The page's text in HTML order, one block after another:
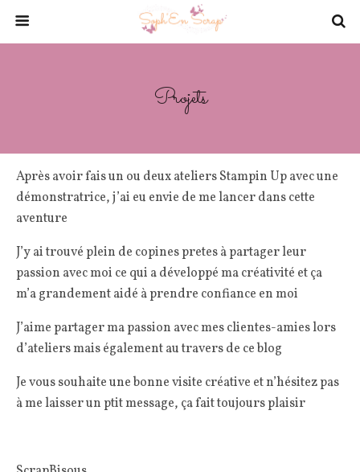
Projets
Après avoir fais un ou deux ateliers Stampin Up avec une
démonstratrice, j’ai eu envie de me lancer dans cette
aventure
J’y ai trouvé plein de copines pretes à partager leur
passion avec moi ce qui a développé ma créativité et ça
m’a grandement aidé à prendre confiance en moi
J’aime partager ma passion avec mes clientes-amies lors
d’ateliers mais également au travers de ce blog
Je vous souhaite une bonne visite créative et n’hésitez pas
à me laisser un ptit message, ça fait toujours plaisir